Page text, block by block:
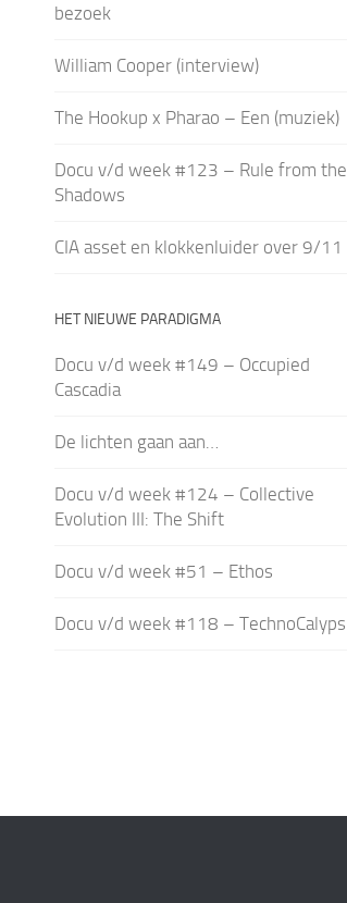
bezoek
William Cooper (interview)
The Hookup x Pharao – Een (muziek)
Docu v/d week #123 – Rule from the
Shadows
CIA asset en klokkenluider over 9/11
HET NIEUWE PARADIGMA
Docu v/d week #149 – Occupied
Cascadia
De lichten gaan aan…
Docu v/d week #124 – Collective
Evolution III: The Shift
Docu v/d week #51 – Ethos
Docu v/d week #118 – TechnoCalyps